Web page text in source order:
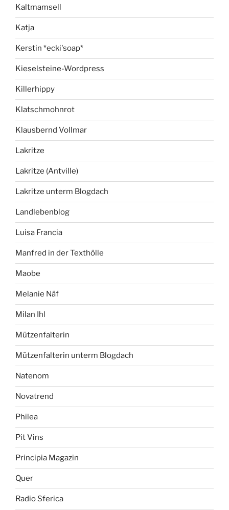
Kaltmamsell
Katja
Kerstin *ecki'soap*
Kieselsteine-Wordpress
Killerhippy
Klatschmohnrot
Klausbernd Vollmar
Lakritze
Lakritze (Antville)
Lakritze unterm Blogdach
Landlebenblog
Luisa Francia
Manfred in der Texthölle
Maobe
Melanie Näf
Milan Ihl
Mützenfalterin
Mützenfalterin unterm Blogdach
Natenom
Novatrend
Philea
Pit Vins
Principia Magazin
Quer
Radio Sferica